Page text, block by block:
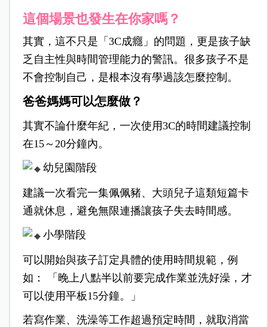
這個場景也發生在你家嗎？
其實，這不只是「3C成癮」的問題，更是孩子缺
乏自主性與時間管理能力的警訊。很多孩子不是
不會控制自己，是根本沒有學過該怎麼控制。
爸爸媽媽可以怎麼做？
其實不論什麼年紀，一次使用3C的時間建議控制
在15～20分鐘內。
幼兒園階段
建議一次看完一集佩佩豬、大頭兒子這類短篇卡
通就休息，避免無限連播讓孩子失去時間感。
小學階段
可以開始與孩子訂定具體的使用時間規範，例
如： 「晚上八點半以前要完成作業並洗好澡，才
可以使用平板15分鐘。」
若寫作業、洗澡等工作超過預定時間，就取消當